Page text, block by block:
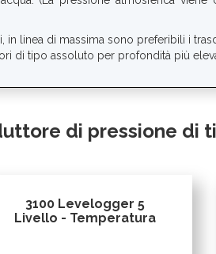
in linea di massima sono preferibili i
di tipo assoluto per profondità più
di pressione di
3100 Levelogger 5
Livello - Temperatura